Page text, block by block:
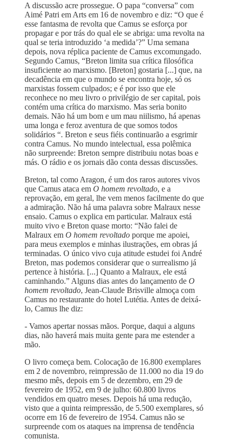
A discussão acre prossegue. O papa “conversa” com
Aimé Patri em Arts em 16 de novembro e diz: “O que é
esse fantasma de revolta que Camus se esforça por
propagar e por trás do qual ele se abriga: uma revolta na
qual se teria introduzido ‘a medida’?” Uma semana
depois, nova réplica paciente de Camus excomungado.
Segundo Camus, “Breton limita sua crítica filosófica
insuficiente ao marxismo. [Breton] gostaria [...] que, na
decadência em que o mundo se encontra hoje, só os
marxistas fossem culpados; e é por isso que ele
reconhece no meu livro o privilégio de ser capital, pois
contém uma crítica do marxismo. Mas seria bonito
demais. Não há um bom e um mau niilismo, há apenas
uma longa e feroz aventura de que somos todos
solidários “. Breton e seus fiéis continuarão a esgrimir
contra Camus. No mundo intelectual, essa polêmica
não surpreende: Breton sempre distribuiu notas boas e
más. O rádio e os jornais dão conta dessas discussões.
Breton, tal como Aragon, é um dos raros autores vivos
que Camus ataca em O homem revoltado, e a
reprovação, em geral, lhe vem menos facilmente do que
a admiração. Não há uma palavra sobre Malraux nesse
ensaio. Camus o explica em particular. Malraux está
muito vivo e Breton quase morto: “Não falei de
Malraux em O homem revoltado porque me apoiei,
para meus exemplos e minhas ilustrações, em obras já
terminadas. O único vivo cuja atitude estudei foi André
Breton, mas podemos considerar que o surrealismo já
pertence à história. [...] Quanto a Malraux, ele está
caminhando.” Alguns dias antes do lançamento de O
homem revoltado, Jean-Claude Brisville almoça com
Camus no restaurante do hotel Lutétia. Antes de deixá-
lo, Camus lhe diz:
- Vamos apertar nossas mãos. Porque, daqui a alguns
dias, não haverá mais muita gente para me estender a
mão.
O livro começa bem. Colocação de 16.800 exemplares
em 2 de novembro, reimpressão de 11.000 no dia 19 do
mesmo mês, depois em 5 de dezembro, em 29 de
fevereiro de 1952, em 9 de julho: 60.800 livros
vendidos em quatro meses. Depois há uma redução,
visto que a quinta reimpressão, de 5.500 exemplares, só
ocorre em 16 de fevereiro de 1954. Camus não se
surpreende com os ataques na imprensa de tendência
comunista.